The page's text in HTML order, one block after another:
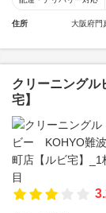
住所 大阪府門
クリーニング
宅】